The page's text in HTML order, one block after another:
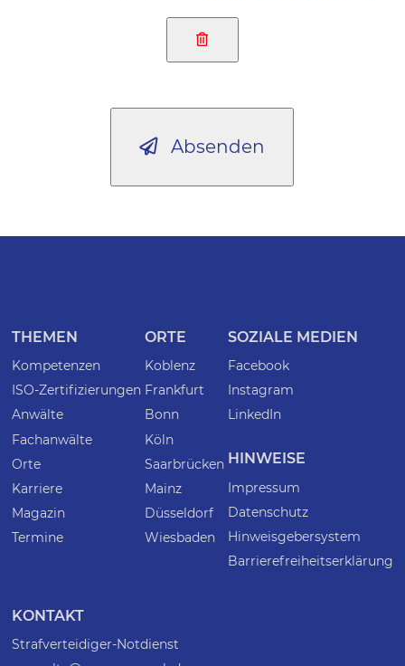
Absenden
THEMEN
Kompetenzen
ISO-Zertifizierungen
Anwälte
Fachanwälte
Orte
Karriere
Magazin
Termine
ORTE
Koblenz
Frankfurt
Bonn
Köln
Saarbrücken
Mainz
Düsseldorf
Wiesbaden
SOZIALE MEDIEN
Facebook
Instagram
LinkedIn
HINWEISE
Impressum
Datenschutz
Hinweisgebersystem
Barrierefreiheitserklärung
KONTAKT
Strafverteidiger-Notdienst